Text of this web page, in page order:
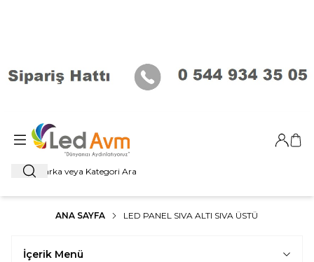
Ara
Giriş
ANA SAYFA LED PANEL SIVA ALTI SIVA ÜSTÜ
İçerik Menü